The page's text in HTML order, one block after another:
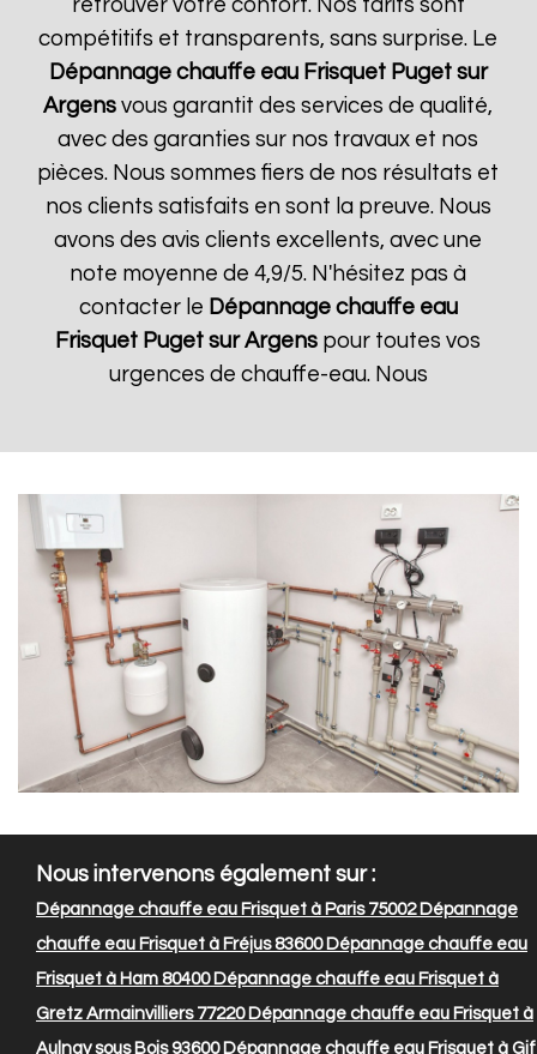
retrouver votre confort. Nos tarifs sont
compétitifs et transparents, sans surprise. Le
Dépannage chauffe eau Frisquet Puget sur
Argens vous garantit des services de qualité,
avec des garanties sur nos travaux et nos
pièces. Nous sommes fiers de nos résultats et
nos clients satisfaits en sont la preuve. Nous
avons des avis clients excellents, avec une
note moyenne de 4,9/5. N'hésitez pas à
contacter le Dépannage chauffe eau
Frisquet Puget sur Argens pour toutes vos
urgences de chauffe-eau. Nous
Nous intervenons également sur :
Dépannage chauffe eau Frisquet à Paris 75002Dépannage
chauffe eau Frisquet à Fréjus 83600Dépannage chauffe eau
Frisquet à Ham 80400Dépannage chauffe eau Frisquet à
Gretz Armainvilliers 77220Dépannage chauffe eau Frisquet à
Aulnay sous Bois 93600Dépannage chauffe eau Frisquet à Gif